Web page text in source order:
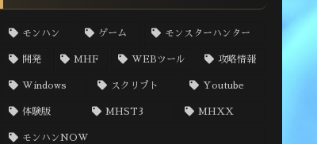
モンハン ゲーム モンスターハンター
開発 MHF WEBツール 攻略情報
Windows スクリプト Youtube
体験版 MHST3 MHXX
モンハンNOW